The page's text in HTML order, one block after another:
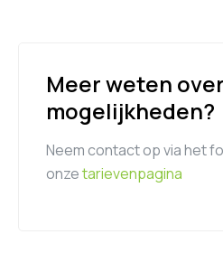
Meer weten
mogelijkheden?
Neem contact op via het
onzetarievenpagina